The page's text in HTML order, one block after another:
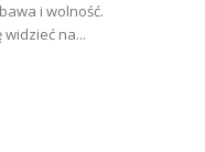
i wolność.
na...